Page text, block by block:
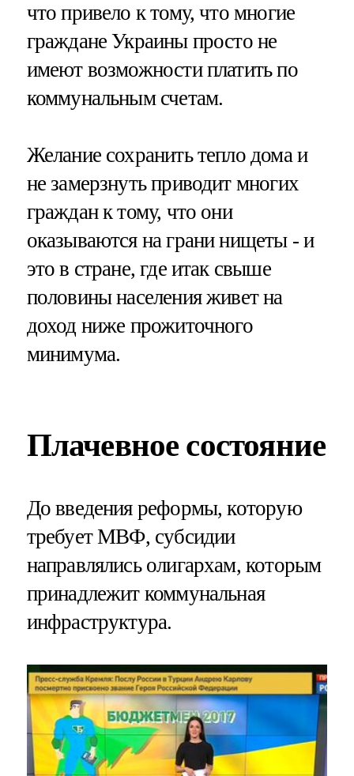
что привело к тому, что многие
граждане Украины просто не
имеют возможности платить по
коммунальным счетам.
Желание сохранить тепло дома и
не замерзнуть приводит многих
граждан к тому, что они
оказываются на грани нищеты - и
это в стране, где итак свыше
половины населения живет на
доход ниже прожиточного
минимума.
Плачевное состояние
До введения реформы, которую
требует МВФ, субсидии
направлялись олигархам, которым
принадлежит коммунальная
инфраструктура.